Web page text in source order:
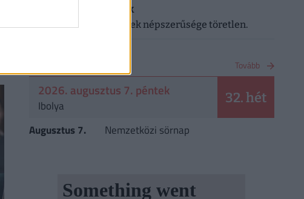
kategóriába tartozik
A saját márkás termékek népszerűsége töretlen.
Tovább
2026. augusztus 7. péntek
Ibolya 32. hét
Augusztus 7. Nemzetközi sörnap